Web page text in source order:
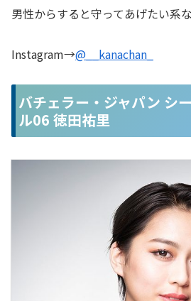
男性からすると守ってあげたい系
Instagram→@__kanachan_
バチェラー・ジャパン シ
ル06 徳田祐里